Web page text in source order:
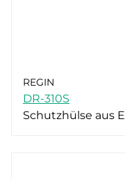
REGIN
DR-310S
Schutzhülse aus